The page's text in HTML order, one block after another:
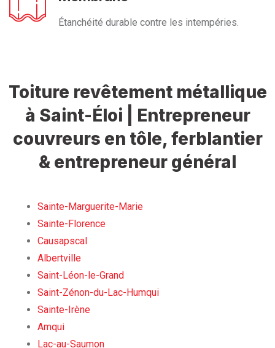
Étanchéité durable contre les intempéries.
Toiture revêtement métallique
à Saint-Éloi | Entrepreneur
couvreurs en tôle, ferblantier
& entrepreneur général
Sainte-Marguerite-Marie
Sainte-Florence
Causapscal
Albertville
Saint-Léon-le-Grand
Saint-Zénon-du-Lac-Humqui
Sainte-Irène
Amqui
Lac-au-Saumon